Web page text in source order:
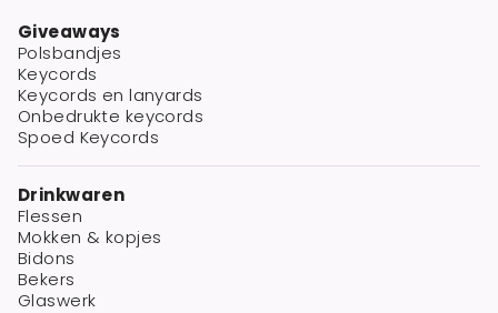
Giveaways
Polsbandjes
Keycords
Keycords en lanyards
Onbedrukte keycords
Spoed Keycords
Drinkwaren
Flessen
Mokken & kopjes
Bidons
Bekers
Glaswerk